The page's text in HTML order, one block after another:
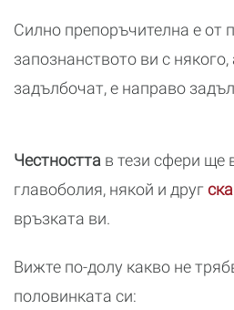
Силно препоръчителна е от
запознанството ви с
задълбочат, е направо
Честността в тези сфери ще
главоболия, някой и друг
връзката ви.
Вижте по-долу какво не
половинката си: